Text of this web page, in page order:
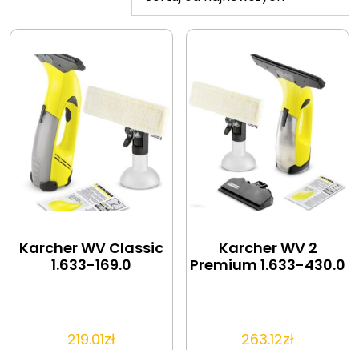
Karcher WV Classic
1.633-169.0
219.01zł
Karcher WV 2
Premium 1.633-430.0
263.12zł